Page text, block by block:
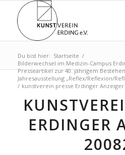
Du bist hier: Startseite /
Bilderwechsel im Medizin-Campus
Presseartikel zur 40. jährigem
Jahresausstellung „Reflex/Reflexion/
/ kunstverein presse Erdinger Anzeiger
ERDINGER